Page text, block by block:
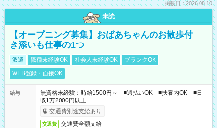
掲載日：2026.08.10
未読
【オープニング募集】おばあちゃんのお散歩付
き添いも仕事の1つ
派遣 職種未経験OK 社会人未経験OK
ブランクOK
WEB登録・面接OK
給与
無資格未経験：時給1500円～ ■週払いOK ■扶養内OK ■日
収1万2000円以上
交通費別途支給あり
交通費 交通費全額支給